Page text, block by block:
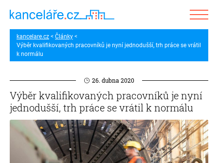
kancelare.cz
Články
Výběr kvalifikovaných pracovníků je nyní jednodušší, trh práce se vrátil
k normálu
26. dubna 2020
Výběr kvalifikovaných pracovníků je nyní
jednodušší, trh práce se vrátil k normálu